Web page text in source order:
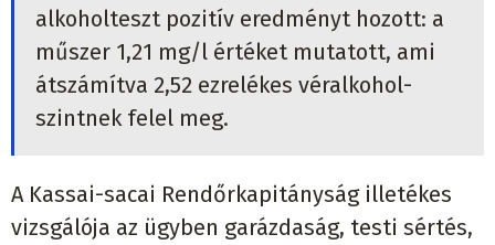
alkoholteszt pozitív eredményt hozott: a
műszer 1,21 mg/l értéket mutatott, ami
átszámítva 2,52 ezrelékes véralkohol-
szintnek felel meg.
A Kassai-sacai Rendőrkapitányság illetékes
vizsgálója az ügyben garázdaság, testi sértés,